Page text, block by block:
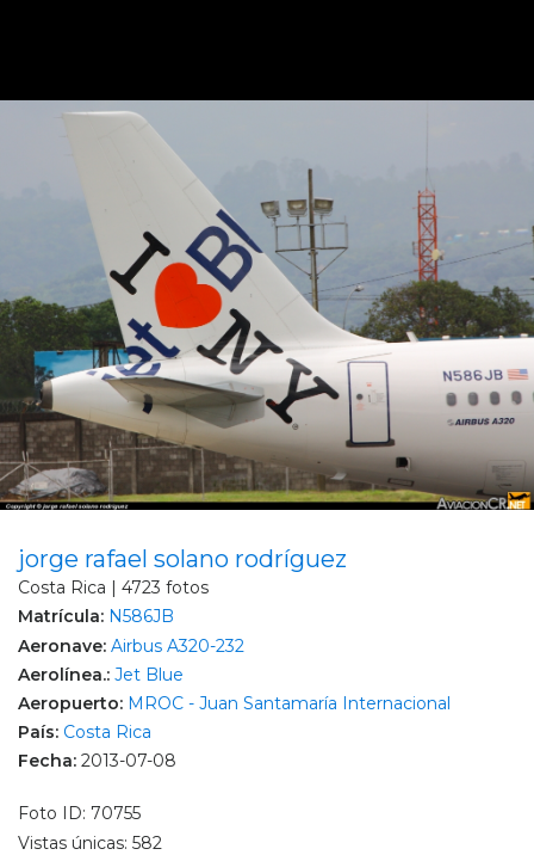
jorge rafael solano rodríguez
Costa Rica | 4723 fotos
Matrícula: N586JB
Aeronave: Airbus A320-232
Aerolínea.: Jet Blue
Aeropuerto: MROC - Juan Santamaría Internacional
País: Costa Rica
Fecha: 2013-07-08
Foto ID: 70755
Vistas únicas: 582